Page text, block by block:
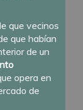
que vecinos
que habían
de un
opera en
de